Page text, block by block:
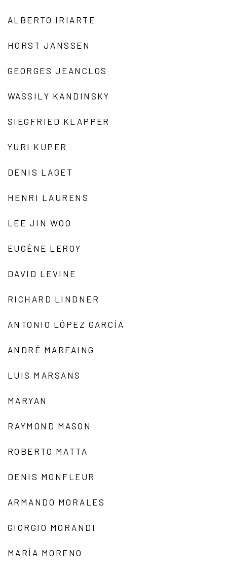
ALBERTO IRIARTE
HORST JANSSEN
GEORGES JEANCLOS
WASSILY KANDINSKY
SIEGFRIED KLAPPER
YURI KUPER
DENIS LAGET
HENRI LAURENS
LEE JIN WOO
EUGÈNE LEROY
DAVID LEVINE
RICHARD LINDNER
ANTONIO LÓPEZ GARCÍA
ANDRÉ MARFAING
LUIS MARSANS
MARYAN
RAYMOND MASON
ROBERTO MATTA
DENIS MONFLEUR
ARMANDO MORALES
GIORGIO MORANDI
MARÍA MORENO